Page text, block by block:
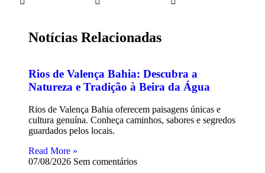
Notícias Relacionadas
Rios de Valença Bahia: Descubra a
Natureza e Tradição à Beira da Água
Rios de Valença Bahia oferecem paisagens únicas e
cultura genuína. Conheça caminhos, sabores e segredos
guardados pelos locais.
Read More »
07/08/2026 Sem comentários